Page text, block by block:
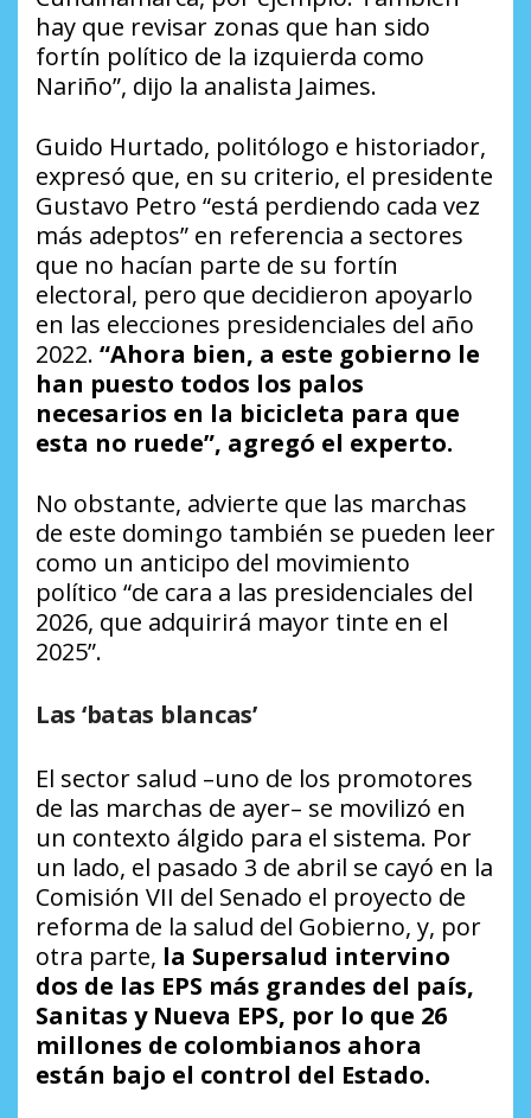
hay que revisar zonas que han sido
fortín político de la izquierda como
Nariño”, dijo la analista Jaimes.
Guido Hurtado, politólogo e historiador,
expresó que, en su criterio, el presidente
Gustavo Petro “está perdiendo cada vez
más adeptos” en referencia a sectores
que no hacían parte de su fortín
electoral, pero que decidieron apoyarlo
en las elecciones presidenciales del año
2022. “Ahora bien, a este gobierno le
han puesto todos los palos
necesarios en la bicicleta para que
esta no ruede”, agregó el experto.
No obstante, advierte que las marchas
de este domingo también se pueden leer
como un anticipo del movimiento
político “de cara a las presidenciales del
2026, que adquirirá mayor tinte en el
2025”.
Las ‘batas blancas’
El sector salud –uno de los promotores
de las marchas de ayer– se movilizó en
un contexto álgido para el sistema. Por
un lado, el pasado 3 de abril se cayó en la
Comisión VII del Senado el proyecto de
reforma de la salud del Gobierno, y, por
otra parte, la Supersalud intervino
dos de las EPS más grandes del país,
Sanitas y Nueva EPS, por lo que 26
millones de colombianos ahora
están bajo el control del Estado.